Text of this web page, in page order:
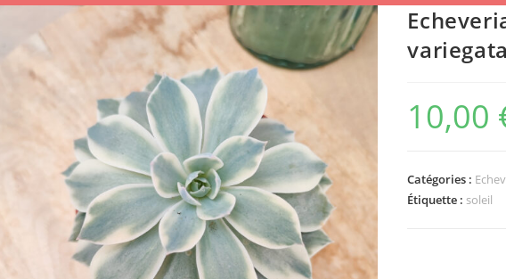
variegata
10,00
Catégories :
Étiquette : soleil